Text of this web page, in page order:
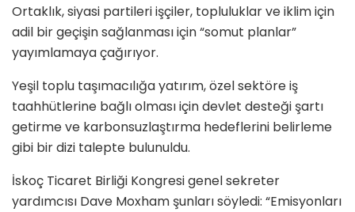
Ortaklık, siyasi partileri işçiler, topluluklar ve iklim için
adil bir geçişin sağlanması için “somut planlar”
yayımlamaya çağırıyor.
Yeşil toplu taşımacılığa yatırım, özel sektöre iş
taahhütlerine bağlı olması için devlet desteği şartı
getirme ve karbonsuzlaştırma hedeflerini belirleme
gibi bir dizi talepte bulunuldu.
İskoç Ticaret Birliği Kongresi genel sekreter
yardımcısı Dave Moxham şunları söyledi: “Emisyonları